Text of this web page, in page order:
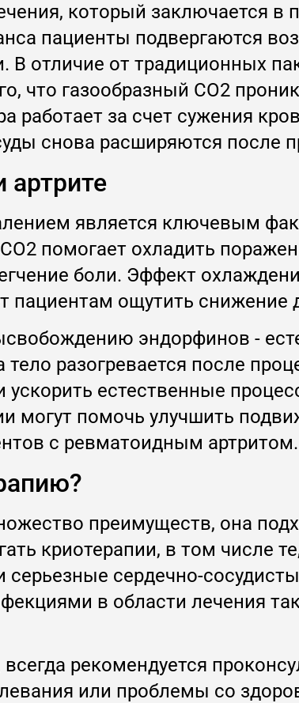
который заключается в
пациенты подвергаются
отличие от традиционных
что газообразный CO2
за счет сужения
снова расширяются после
артрите
является ключевым
помогает охладить
боли. Эффект
пациентам ощутить
эндорфинов -
разогревается после
естественные
могут помочь улучшить
с ревматоидным артритом.
преимуществ, она
криотерапии, в том числе
серьезные сердечно-
в области лечения
рекомендуется
или проблемы со